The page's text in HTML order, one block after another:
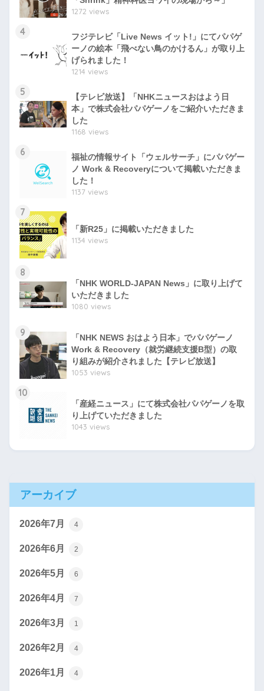
1272 views
4
フジテレビ「Live News イット!」にてパパゲ
ーノの絵本「飛べない鳥のかけるん」が取り上
げられました！
1214 views
5
【テレビ放送】「NHKニュースおはよう日
本」で株式会社パパゲーノをご紹介いただきま
した
1168 views
6
福祉の情報サイト「ウェルサーチ」にパパゲー
ノ Work & Recoveryについて掲載いただきま
した！
1137 views
7
「新R25」に掲載いただきました
1134 views
8
「NHK WORLD-JAPAN News」に取り上げて
いただきました
1080 views
9
「NHK NEWS おはよう日本」でパパゲーノ
Work & Recovery（就労継続支援B型）の取
り組みが紹介されました【テレビ放送】
1053 views
10
「産経ニュース」にて株式会社パパゲーノを取
り上げていただきました
1043 views
アーカイブ
2026年7月 4
2026年6月 2
2026年5月 6
2026年4月 7
2026年3月 1
2026年2月 4
2026年1月 4